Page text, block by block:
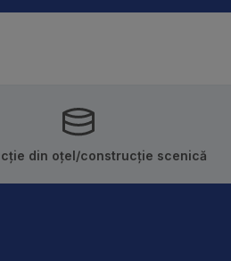
din oțel/construcție scenică